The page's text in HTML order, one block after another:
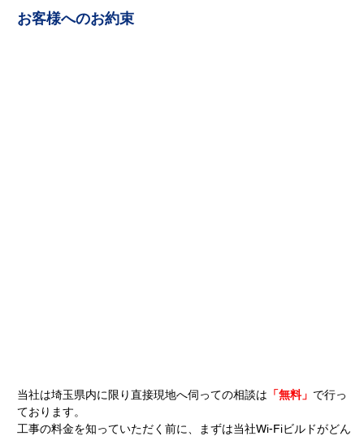
お客様へのお約束
当社は埼玉県内に限り直接現地へ伺っての相談は 「無料」 で行っ
ております。
工事の料金を知っていただく前に、まずは当社Wi-Fiビルドがどん